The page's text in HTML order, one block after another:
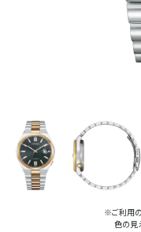
※ご利用の
色の見